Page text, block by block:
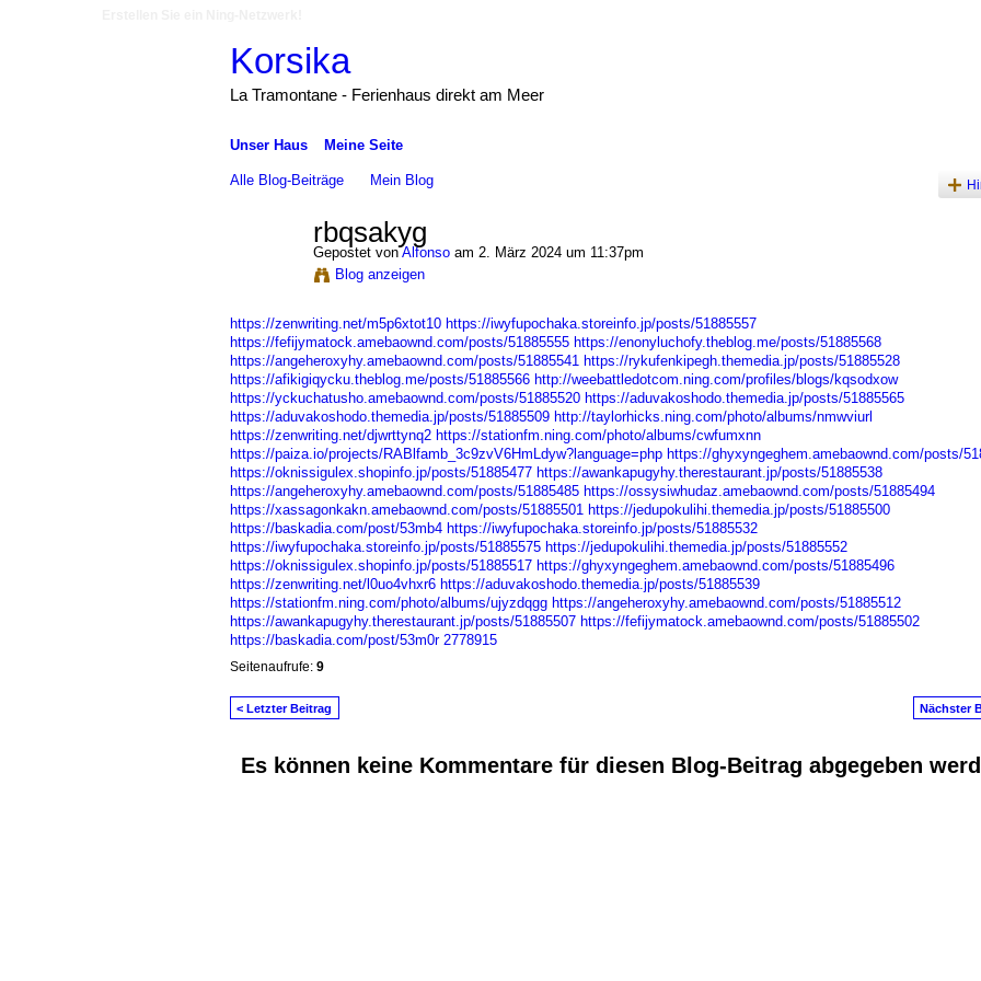
Korsika
La Tramontane - Ferienhaus direkt am Meer
Unser Haus Meine Seite
Alle Blog-Beiträge Mein Blog
rbqsakyg
Gepostet vonAlfonsoam 2. März 2024 um 11:37pm
Blog anzeigen
https://zenwriting.net/m5p6xtot10 https://iwyfupochaka.storeinfo.jp/posts/51885557
https://fefijymatock.amebaownd.com/posts/51885555 https://enonyluchofy.theblog.me/posts/51885568
https://angeheroxyhy.amebaownd.com/posts/51885541 https://rykufenkipegh.themedia.jp/posts/51885528
https://afikigiqycku.theblog.me/posts/51885566 http://weebattledotcom.ning.com/profiles/blogs/kqsodxow
https://yckuchatusho.amebaownd.com/posts/51885520 https://aduvakoshodo.themedia.jp/posts/51885565
https://aduvakoshodo.themedia.jp/posts/51885509 http://taylorhicks.ning.com/photo/albums/nmwviurl
https://zenwriting.net/djwrttynq2 https://stationfm.ning.com/photo/albums/cwfumxnn
https://paiza.io/projects/RABlfamb_3c9zvV6HmLdyw?language=php https://ghyxyngeghem.amebaownd.com/posts/
https://oknissigulex.shopinfo.jp/posts/51885477 https://awankapugyhy.therestaurant.jp/posts/51885538
https://angeheroxyhy.amebaownd.com/posts/51885485 https://ossysiwhudaz.amebaownd.com/posts/51885494
https://xassagonkakn.amebaownd.com/posts/51885501 https://jedupokulihi.themedia.jp/posts/51885500
https://baskadia.com/post/53mb4 https://iwyfupochaka.storeinfo.jp/posts/51885532
https://iwyfupochaka.storeinfo.jp/posts/51885575 https://jedupokulihi.themedia.jp/posts/51885552
https://oknissigulex.shopinfo.jp/posts/51885517 https://ghyxyngeghem.amebaownd.com/posts/51885496
https://zenwriting.net/l0uo4vhxr6 https://aduvakoshodo.themedia.jp/posts/51885539
https://stationfm.ning.com/photo/albums/ujyzdqgg https://angeheroxyhy.amebaownd.com/posts/51885512
https://awankapugyhy.therestaurant.jp/posts/51885507 https://fefijymatock.amebaownd.com/posts/51885502
https://baskadia.com/post/53m0r 2778915
Seitenaufrufe: 9
< Letzter Beitrag Nächster
Es können keine Kommentare für diesen Blog-Beitrag abgegeben